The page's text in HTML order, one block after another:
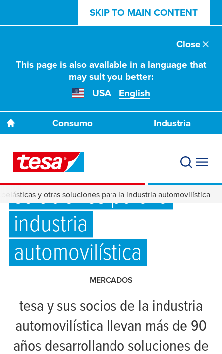
SKIP TO MAIN CONTENT
This page is also available in a language that
may suit you better:
USA
English
Close
Consumo Industria
y otras soluciones para la industria automovilística
Cintas adhesivas
viscoelásticas y otras
soluciones para la
industria
automovilística
MERCADOS
tesa y sus socios de la industria
automovilística llevan más de 90
años desarrollando soluciones de